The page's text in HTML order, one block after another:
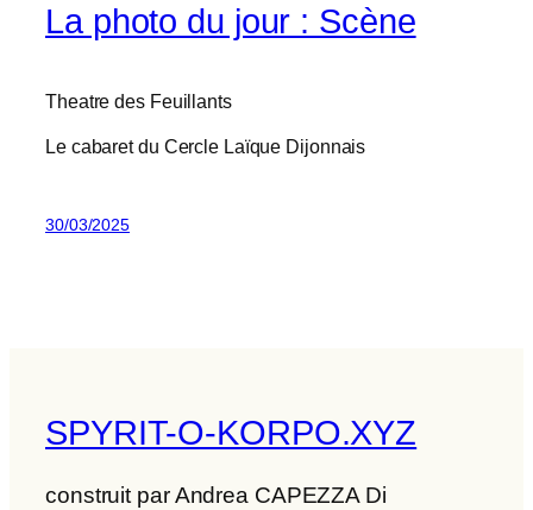
La photo du jour : Scène
Theatre des Feuillants
Le cabaret du Cercle Laïque Dijonnais
30/03/2025
SPYRIT-O-KORPO.XYZ
construit par Andrea CAPEZZA Di